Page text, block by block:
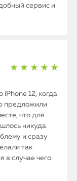
сервис и
★ ★ ★ ★ ★
iPhone 12, когда
предложили
что для
никуда
и сразу
так
в случае чего.